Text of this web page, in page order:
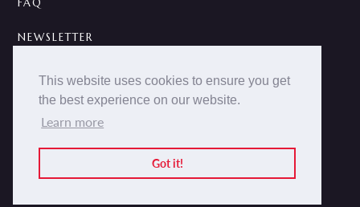
This website uses cookies to ensure you get
the best experience on our website.
Learn more
Got it!
FAQ
NEWSLETTER